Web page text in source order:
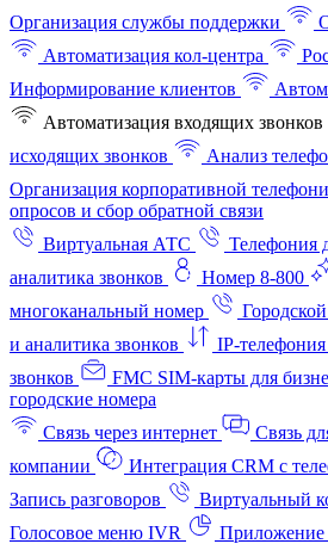
Организация службы поддержки
Автоматизация кол-центра
Информирование клиентов
Автоматизация входящих звонков
исходящих звонков
Анализ
Организация корпоративной
опросов и сбор обратной связи
Виртуальная АТС
Телефония
аналитика звонков
Номер 8-800
многоканальный номер
и аналитика звонков
IP-телефония
звонков
FMC SIM-карты для
городские номера
Связь через интернет
Связь
компании
Интеграция CRM с
Запись разговоров
Виртуальный
Голосовое меню IVR